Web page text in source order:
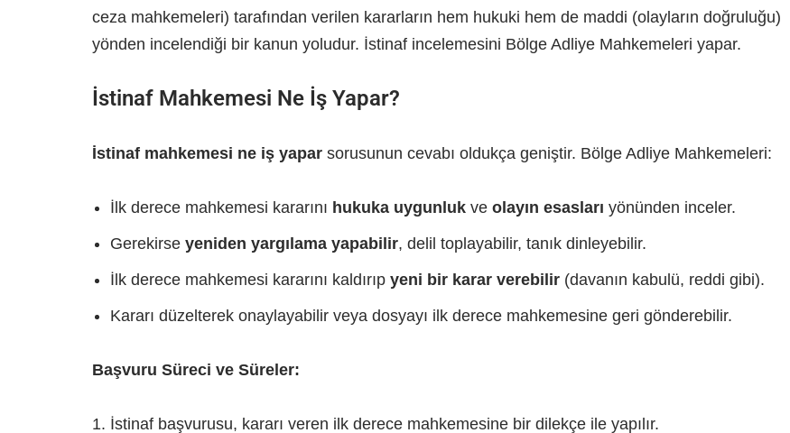
ceza mahkemeleri) tarafından verilen kararların hem hukuki hem de maddi (olayların doğruluğu)
yönden incelendiği bir kanun yoludur. İstinaf incelemesini Bölge Adliye Mahkemeleri yapar.
İstinaf Mahkemesi Ne İş Yapar?
İstinaf mahkemesi ne iş yapar sorusunun cevabı oldukça geniştir. Bölge Adliye Mahkemeleri:
İlk derece mahkemesi kararını hukuka uygunluk ve olayın esasları yönünden inceler.
Gerekirse yeniden yargılama yapabilir, delil toplayabilir, tanık dinleyebilir.
İlk derece mahkemesi kararını kaldırıp yeni bir karar verebilir (davanın kabulü, reddi gibi).
Kararı düzelterek onaylayabilir veya dosyayı ilk derece mahkemesine geri gönderebilir.
Başvuru Süreci ve Süreler:
İstinaf başvurusu, kararı veren ilk derece mahkemesine bir dilekçe ile yapılır.